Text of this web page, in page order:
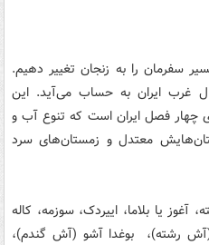
سفرمان را به زنجان تغییر دهیم.
غرب ایران به حساب می‌آید. این
چهار فصل ایران است که تنوع آب و
معتدل و زمستان‌های سرد
آغوز یا بلاما، اییردک، سوزمه، کاله
(آش رشته)، بوغدا آشو (آش گندم)،